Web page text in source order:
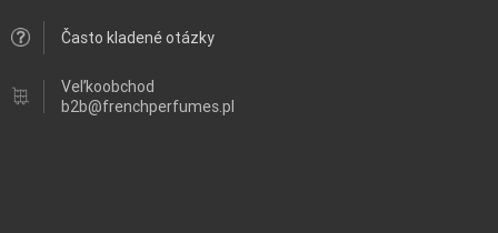
Často kladené otázky
Veľkoobchod
b2b@frenchperfumes.pl